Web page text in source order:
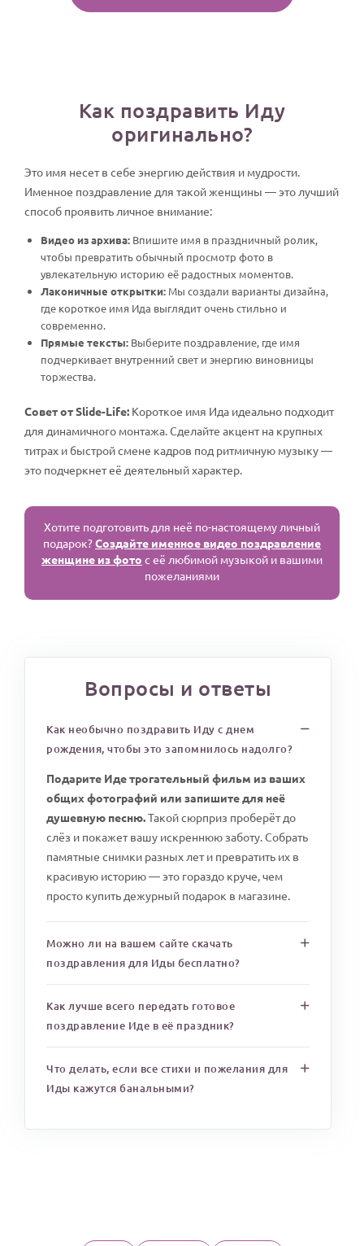
Как поздравить Иду
оригинально?
Это имя несет в себе энергию действия и мудрости.
Именное поздравление для такой женщины — это лучший
способ проявить личное внимание:
Видео из архива: Впишите имя в праздничный ролик,
чтобы превратить обычный просмотр фото в
увлекательную историю её радостных моментов.
Лаконичные открытки: Мы создали варианты дизайна,
где короткое имя Ида выглядит очень стильно и
современно.
Прямые тексты: Выберите поздравление, где имя
подчеркивает внутренний свет и энергию виновницы
торжества.
Совет от Slide-Life: Короткое имя Ида идеально подходит
для динамичного монтажа. Сделайте акцент на крупных
титрах и быстрой смене кадров под ритмичную музыку —
это подчеркнет её деятельный характер.
Хотите подготовить для неё по-настоящему личный
подарок?Создайте именное видео поздравление
женщине из фото с её любимой музыкой и вашими
пожеланиями
Вопросы и ответы
Как необычно поздравить Иду с днем
рождения, чтобы это запомнилось надолго?
Подарите Иде трогательный фильм из ваших
общих фотографий или запишите для неё
душевную песню.Такой сюрприз проберёт до
слёз и покажет вашу искреннюю заботу. Собрать
памятные снимки разных лет и превратить их в
красивую историю — это гораздо круче, чем
просто купить дежурный подарок в магазине.
Можно ли на вашем сайте скачать
поздравления для Иды бесплатно?
Как лучше всего передать готовое
поздравление Иде в её праздник?
Что делать, если все стихи и пожелания для
Иды кажутся банальными?